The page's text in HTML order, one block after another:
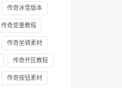
传奇冰雪版本
传奇变量教程
传奇坐骑素材
传奇开区教程
传奇按钮素材